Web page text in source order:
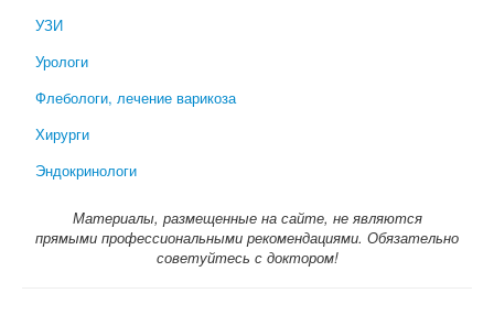
УЗИ
Урологи
Флебологи, лечение варикоза
Хирурги
Эндокринологи
Материалы, размещенные на сайте, не являются
прямыми профессиональными рекомендациями. Обязательно
советуйтесь с доктором!